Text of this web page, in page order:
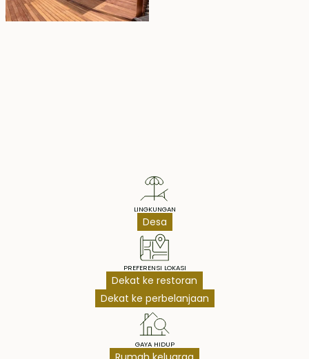
LINGKUNGAN
Desa
PREFERENSI LOKASI
Dekat ke restoran
Dekat ke perbelanjaan
GAYA HIDUP